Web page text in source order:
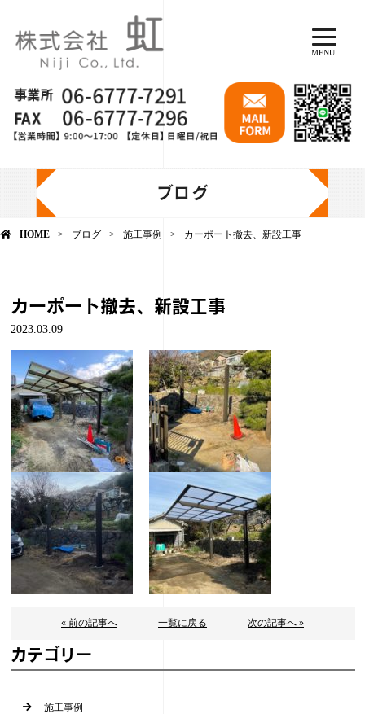
MENU
ブログ
HOME ブログ 施工事例 カーポート撤去、新設工事
カーポート撤去、新設工事
2023.03.09
« 前の記事へ 一覧に戻る 次の記事へ »
カテゴリー
施工事例